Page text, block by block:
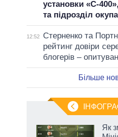
установки «С-
та підрозділ
12:52
Стерненко та
рейтинг довіри
блогерів –
Більше
Як